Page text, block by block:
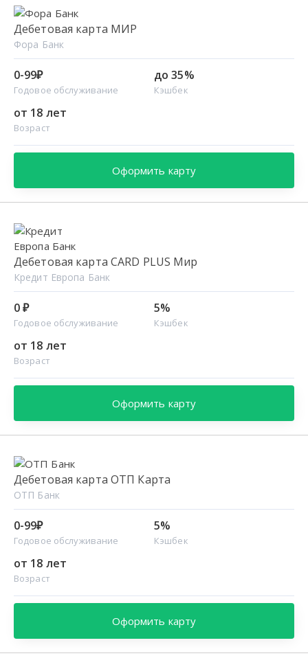
Дебетовая карта МИР
Фора Банк
0-99₽
Годовое обслуживание
до 35%
Кэшбек
от 18 лет
Возраст
Оформить карту
Дебетовая карта CARD PLUS Мир
Кредит Европа Банк
0 ₽
Годовое обслуживание
5%
Кэшбек
от 18 лет
Возраст
Оформить карту
Дебетовая карта ОТП Карта
ОТП Банк
0-99₽
Годовое обслуживание
5%
Кэшбек
от 18 лет
Возраст
Оформить карту